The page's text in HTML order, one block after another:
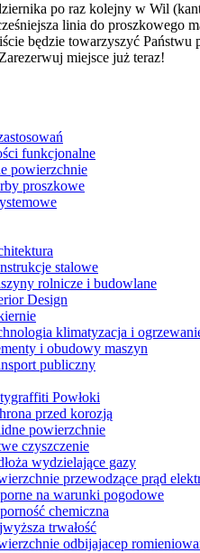
po raz kolejny w Wil
linia do proszkowego
będzie towarzyszyć Państwu
miejsce już teraz!
funkcjonalne
powierzchnie
proszkowe
stalowe
rolnicze i budowlane
Design
klimatyzacja i
i obudowy maszyn
publiczny
Powłoki
przed korozją
powierzchnie
czyszczenie
wydzielające gazy
przewodzące prąd
na warunki pogodowe
chemiczna
trwałość
odbijajacep